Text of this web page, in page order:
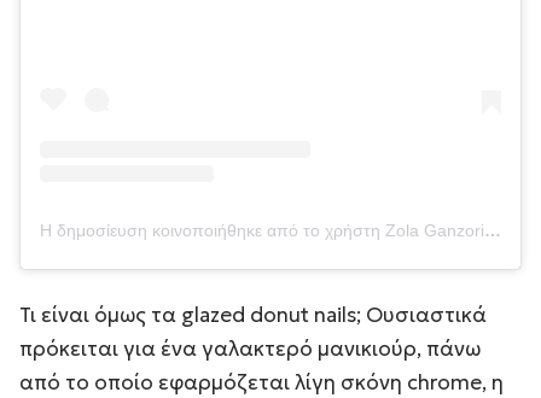
Η δημοσίευση κοινοποιήθηκε από το χρήστη Zola Ganzorigt (@nailsbyzola)
Τι είναι όμως τα glazed donut nails; Ουσιαστικά
πρόκειται για ένα γαλακτερό μανικιούρ, πάνω
από το οποίο εφαρμόζεται λίγη σκόνη chrome, η